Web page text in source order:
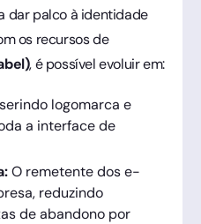
dar palco à identidade
os recursos de
, é possível evoluir em:
logomarca e
a interface de
O remetente dos e-
reduzindo
de abandono por